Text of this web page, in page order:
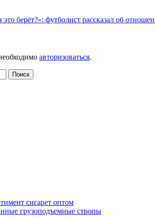
берёт?»: футболист рассказал об
авторизоваться.
сигарет оптом
грузоподъемные стропы